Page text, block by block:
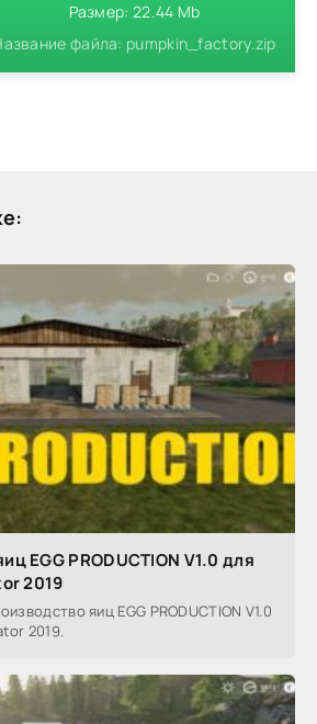
Размер: 22.44 Mb
файла: pumpkin_factory.zip
EGG PRODUCTION V1.0 для
2019
яиц EGG PRODUCTION V1.0
2019.